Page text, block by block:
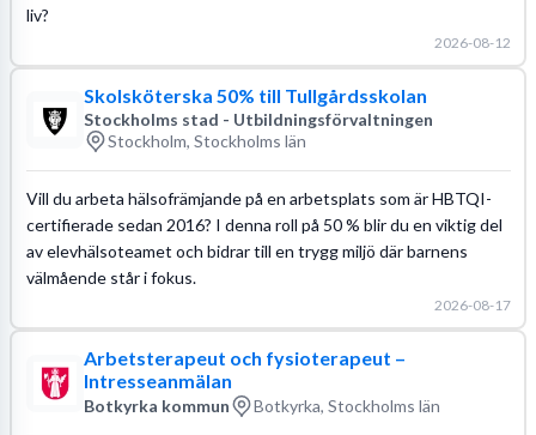
liv?
2026-08-12
Skolsköterska 50% till Tullgårdsskolan
Stockholms stad - Utbildningsförvaltningen
Stockholm, Stockholms län
Vill du arbeta hälsofrämjande på en arbetsplats som är HBTQI-
certifierade sedan 2016? I denna roll på 50 % blir du en viktig del
av elevhälsoteamet och bidrar till en trygg miljö där barnens
välmående står i fokus.
2026-08-17
Arbetsterapeut och fysioterapeut –
Intresseanmälan
Botkyrka kommun Botkyrka, Stockholms län